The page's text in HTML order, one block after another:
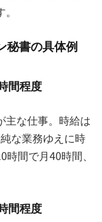
秘書の具体例
間程度
主な仕事。時給は
な業務ゆえに時
間で月40時間、
間程度